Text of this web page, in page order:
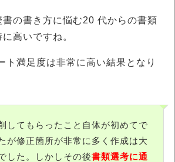
書の書き方に悩む20 代からの書類
高いですね。
ト満足度は非常に高い結果となり
してもらったこと自体が初めてで
が修正箇所が非常に多く作成は大
した。しかしその後書類選考に通